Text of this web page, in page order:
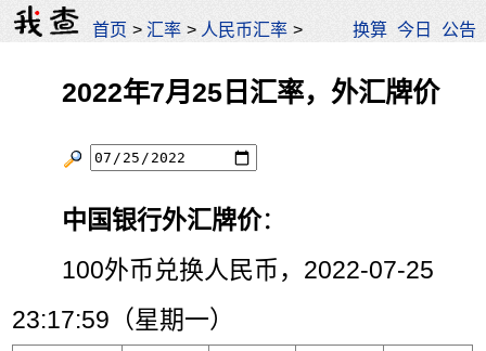
首页 >汇率 > 人民币汇率 > 换算 今日 公告
2022年7月25日汇率，外汇牌价
中国银行外汇牌价：
100外币兑换人民币，2022-07-25
23:17:59（星期一）